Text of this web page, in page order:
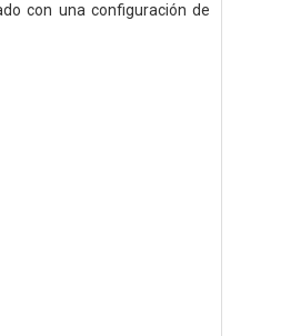
con una configuración de